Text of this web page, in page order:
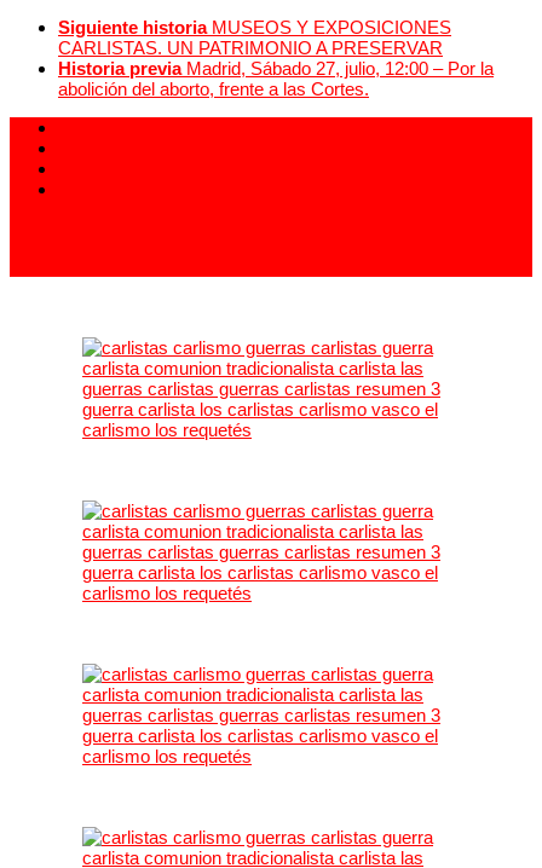
Siguiente historia MUSEOS Y EXPOSICIONES
CARLISTAS. UN PATRIMONIO A PRESERVAR
Historia previa Madrid, Sábado 27, julio, 12:00 – Por la
abolición del aborto, frente a las Cortes.